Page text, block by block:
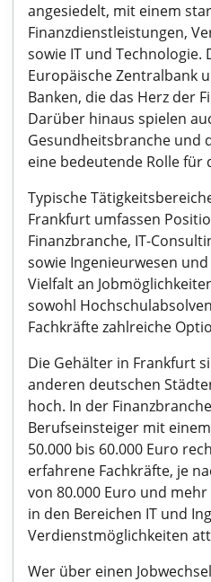
angesiedelt, mit einem
Finanzdienstleistungen,
sowie IT und
Europäische Zentralbank
Banken, die das Herz der
Darüber hinaus spielen
Gesundheitsbranche und
eine bedeutende Rolle für
Typische
Frankfurt umfassen
Finanzbranche, IT-
sowie Ingenieurwesen
Vielfalt an
sowohl
Fachkräfte zahlreiche
Die Gehälter in Frankfurt
anderen deutschen
hoch. In der
Berufseinsteiger mit
50.000 bis 60.000 Euro
erfahrene Fachkräfte, je
von 80.000 Euro und
in den Bereichen IT und
Verdienstmöglichkeiten
Wer über einen